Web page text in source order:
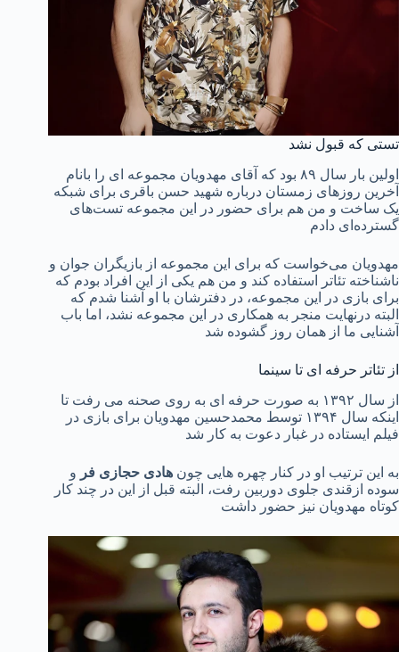
تستی که قبول نشد
اولین بار سال ۸۹ بود که آقای مهدویان مجموعه‌ ای را بانام
آخرین روزهای زمستان درباره شهید حسن باقری برای شبکه
یک ساخت و من هم برای حضور در این مجموعه تست‌های
گسترده‌ای دادم
مهدویان می‌خواست که برای این مجموعه از بازیگران جوان و
ناشناخته تئاتر استفاده کند و من هم یکی از این افراد بودم که
برای بازی در این مجموعه، در دفترشان با او آشنا شدم که
البته درنهایت منجر به همکاری در این مجموعه نشد، اما باب
آشنایی ما از همان روز گشوده شد
از تئاتر حرفه ای تا سینما
از سال ۱۳۹۲ به صورت حرفه ای به روی صحنه می رفت تا
اینکه سال ۱۳۹۴ توسط محمدحسین مهدویان برای بازی در
فیلم ایستاده در غبار دعوت به کار شد
به این ترتیب او در کنار چهره هایی چون هادی حجازی فر و
سوده ازقندی جلوی دوربین رفت، البته قبل از این در چند کار
کوتاه مهدویان نیز حضور داشت